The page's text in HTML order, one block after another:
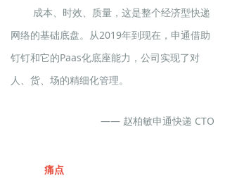
成本、时效、质量，这是整个经济型快递
网络的基础底盘。从2019年到现在，申通借助
钉钉和它的Paas化底座能力，公司实现了对
人、货、场的精细化管理。
—— 赵柏敏申通快递 CTO
痛点